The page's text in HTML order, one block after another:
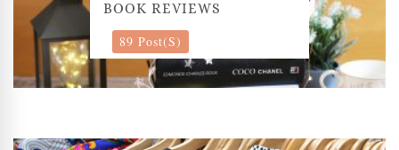
BOOK REVIEWS
89 Post(s)